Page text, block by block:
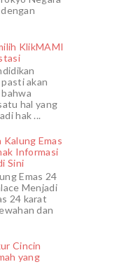
KlikMAMI
akan
hal yang
hak ...
Kalung Emas
Informasi
Sini
Emas 24
Menjadi
24 karat
dan
Cincin
yang